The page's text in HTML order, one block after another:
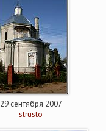
29 сентября 2007
strusto